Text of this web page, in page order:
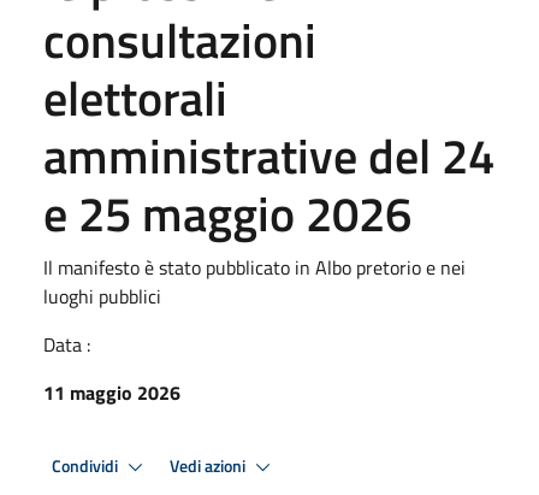
consultazioni
elettorali
amministrative del 24
e 25 maggio 2026
Il manifesto è stato pubblicato in Albo pretorio e nei
luoghi pubblici
Data :
11 maggio 2026
Condividi Vedi azioni